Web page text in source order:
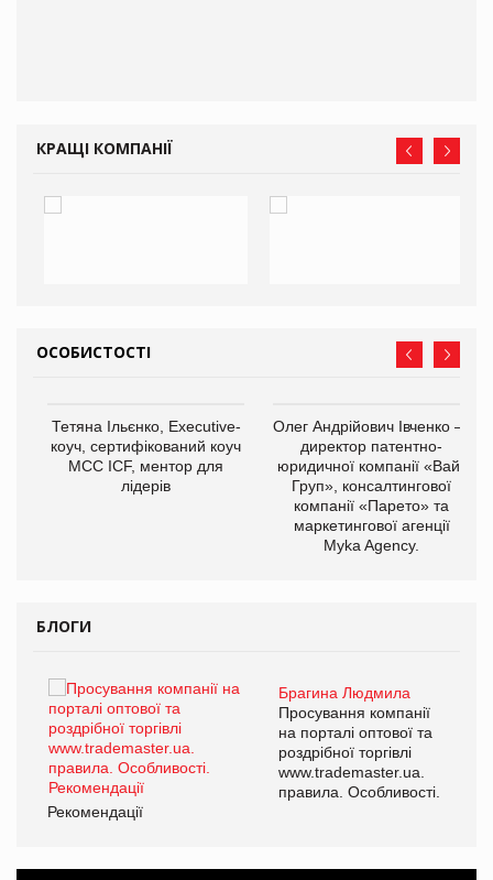
КРАЩІ КОМПАНІЇ
ОСОБИСТОСТІ
Тетяна Ільєнко, Executive-
коуч, сертифікований коуч
МСС ICF, ментор для
лідерів
Олег Андрійович Івченко —
директор патентно-
юридичної компанії «Вайз
Груп», консалтингової
компанії «Парето» та
маркетингової агенції
Myka Agency.
БЛОГИ
Брагина Людмила
Просування компанії
на порталі оптової та
роздрібної торгівлі
www.trademaster.ua.
правила. Особливості.
Рекомендації